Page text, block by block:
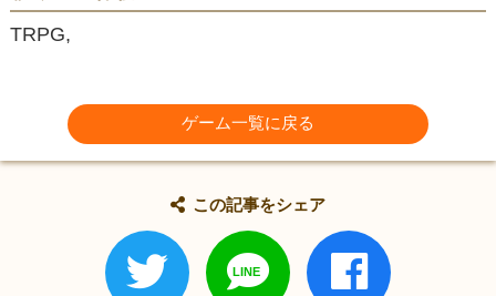
TRPG,
ゲーム一覧に戻る
この記事をシェア